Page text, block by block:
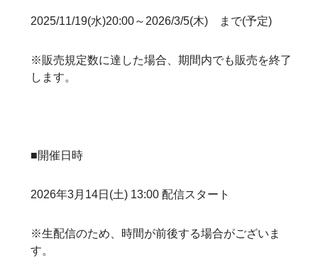
2025/11/19(水)20:00～2026/3/5(木) まで(予定)
※販売規定数に達した場合、期間内でも販売を終了
します。
■開催日時
2026年3月14日(土) 13:00 配信スタート
※生配信のため、時間が前後する場合がございま
す。